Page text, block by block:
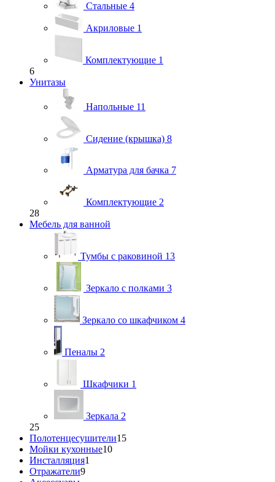
Стальные 4
Акриловые 1
Комплектующие 1
6
Унитазы
Напольные 11
Сидение (крышка) 8
Арматура для бачка 7
Комплектующие 2
28
Мебель для ванной
Тумбы с раковиной 13
Зеркало с полками 3
Зеркало со шкафчиком 4
Пеналы 2
Шкафчики 1
Зеркала 2
25
Полотенцесушители15
Мойки кухонные10
Инсталляция1
Отражатели9